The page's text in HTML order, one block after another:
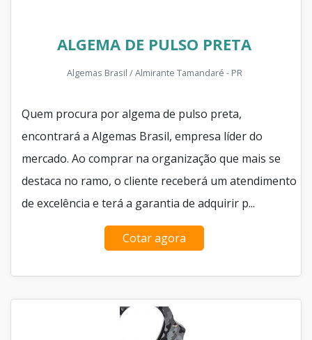
ALGEMA DE PULSO PRETA
Algemas Brasil / Almirante Tamandaré - PR
Quem procura por algema de pulso preta,
encontrará a Algemas Brasil, empresa líder do
mercado. Ao comprar na organização que mais se
destaca no ramo, o cliente receberá um atendimento
de excelência e terá a garantia de adquirir p...
Cotar agora